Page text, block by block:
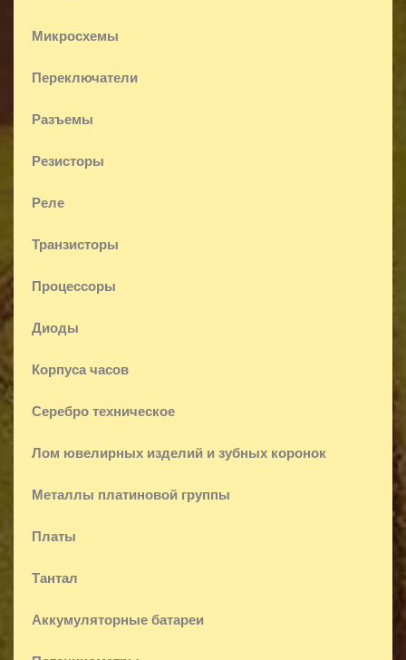
Микросхемы
Переключатели
Разъемы
Резисторы
Реле
Транзисторы
Процессоры
Диоды
Корпуса часов
Серебро техническое
Лом ювелирных изделий и зубных коронок
Металлы платиновой группы
Платы
Тантал
Аккумуляторные батареи